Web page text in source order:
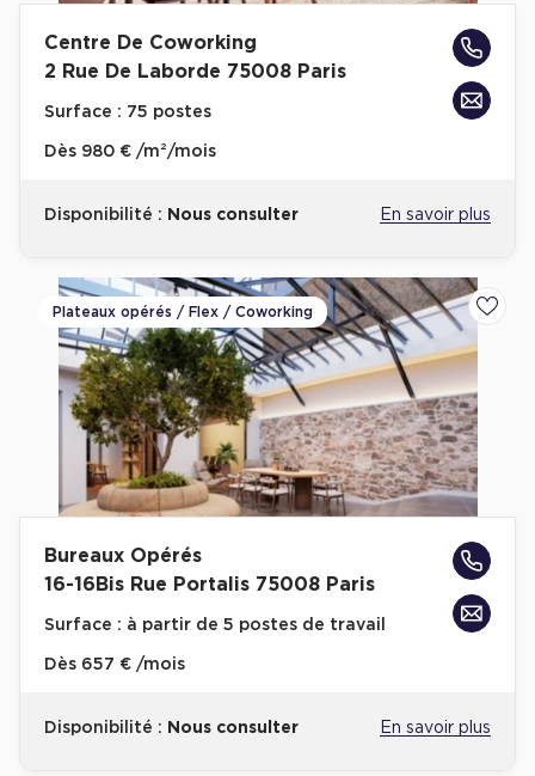
Centre De Coworking
2 Rue De Laborde 75008 Paris
Surface : 75 postes
Dès 980 € /m²/mois
Disponibilité : Nous consulter En savoir plus
Plateaux opérés / Flex / Coworking
Bureaux Opérés
16-16Bis Rue Portalis 75008 Paris
Surface : à partir de 5 postes de travail
Dès 657 € /mois
Disponibilité : Nous consulter En savoir plus